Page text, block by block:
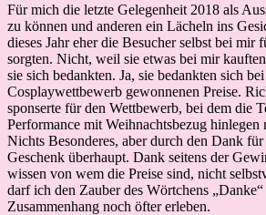
Für mich die letzte Gelegenheit 2018 als
zu können und anderen ein Lächeln ins
dieses Jahr eher die Besucher selbst bei mir
sorgten. Nicht, weil sie etwas bei mir
sie sich bedankten. Ja, sie bedankten sich
Cosplaywettbewerb gewonnenen Preise.
sponserte für den Wettbewerb, bei dem die
Performance mit Weihnachtsbezug hinlegen
Nichts Besonderes, aber durch den Dank für
Geschenk überhaupt. Dank seitens der
wissen von wem die Preise sind, nicht
darf ich den Zauber des Wörtchens
Zusammenhang noch öfter erleben.